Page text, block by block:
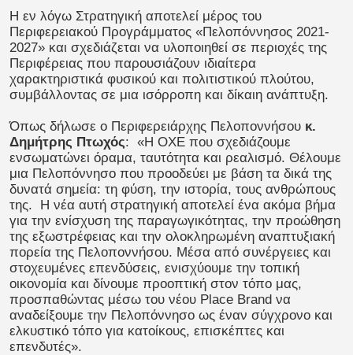
Η εν λόγω Στρατηγική αποτελεί μέρος του
Περιφερειακού Προγράμματος «Πελοπόννησος 2021-
2027» και σχεδιάζεται να υλοποιηθεί σε περιοχές της
Περιφέρειας που παρουσιάζουν ιδιαίτερα
χαρακτηριστικά φυσικού και πολιτιστικού πλούτου,
συμβάλλοντας σε μια ισόρροπη και δίκαιη ανάπτυξη.
Όπως δήλωσε ο Περιφερειάρχης Πελοποννήσου κ.
Δημήτρης Πτωχός: «Η ΟΧΕ που σχεδιάζουμε
ενσωματώνει όραμα, ταυτότητα και ρεαλισμό. Θέλουμε
μια Πελοπόννησο που προοδεύει με βάση τα δικά της
δυνατά σημεία: τη φύση, την ιστορία, τους ανθρώπους
της.
Η νέα αυτή στρατηγική αποτελεί ένα ακόμα βήμα
για την ενίσχυση της παραγωγικότητας, την προώθηση
της εξωστρέφειας και την ολοκληρωμένη αναπτυξιακή
πορεία της Πελοποννήσου. Μέσα από συνέργειες και
στοχευμένες επενδύσεις, ενισχύουμε την τοπική
οικονομία και δίνουμε προοπτική στον τόπο μας,
προσπαθώντας μέσω του νέου Place Brand να
αναδείξουμε την Πελοπόννησο ως έναν σύγχρονο και
ελκυστικό τόπο για κατοίκους, επισκέπτες και
επενδυτές».